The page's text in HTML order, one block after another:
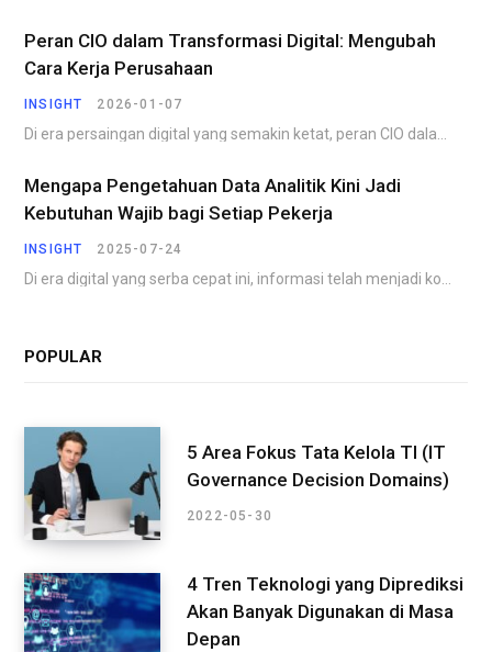
Peran CIO dalam Transformasi Digital: Mengubah
Cara Kerja Perusahaan
INSIGHT 2026-01-07
Mengapa Pengetahuan Data Analitik Kini Jadi
Kebutuhan Wajib bagi Setiap Pekerja
INSIGHT 2025-07-24
POPULAR
5 Area Fokus Tata Kelola TI (IT
Governance Decision Domains)
2022-05-30
4 Tren Teknologi yang Diprediksi
Akan Banyak Digunakan di Masa
Depan